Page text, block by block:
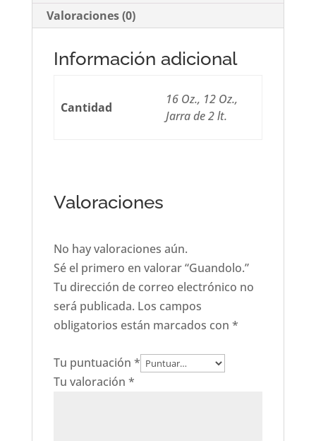
Valoraciones (0)
Información adicional
Cantidad
16 Oz., 12 Oz.,
Jarra de 2 lt.
Valoraciones
No hay valoraciones aún.
Sé el primero en valorar “Guandolo.”
Tu dirección de correo electrónico no
será publicada. Los campos
obligatorios están marcados con *
Tu puntuación *
Tu valoración *